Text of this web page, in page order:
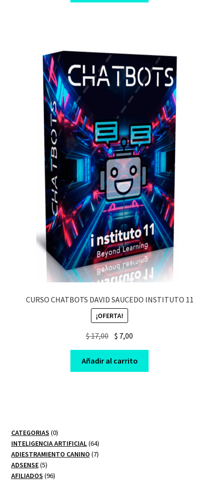
$ 49,00.$ 8,00.
CURSO CHATBOTS DAVID SAUCEDO INSTITUTO 11
¡OFERTA!
$17,00 Original
price
was:
$ 17,00.
$ 7,00
price
is:
$ 7,00.
Añadir al carrito
CATEGORIAS 00
productos
INTELIGENCIA ARTIFICIAL 6464
productos
ADIESTRAMIENTO CANINO 77
ADSENSE 55
productos
AFILIADOS 9696